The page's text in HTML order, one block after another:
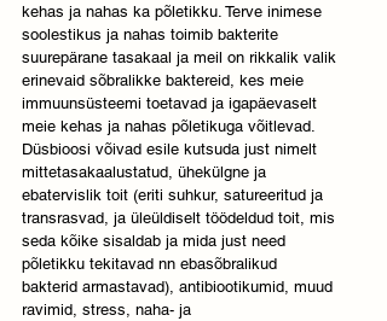
kehas ja nahas ka põletikku. Terve inimese
soolestikus ja nahas toimib bakterite
suurepärane tasakaal ja meil on rikkalik valik
erinevaid sõbralikke baktereid, kes meie
immuunsüsteemi toetavad ja igapäevaselt
meie kehas ja nahas põletikuga võitlevad.
Düsbioosi võivad esile kutsuda just nimelt
mittetasakaalustatud, ühekülgne ja
ebatervislik toit (eriti suhkur, satureeritud ja
transrasvad, ja üleüldiselt töödeldud toit, mis
seda kõike sisaldab ja mida just need
põletikku tekitavad nn ebasõbralikud
bakterid armastavad), antibiootikumid, muud
ravimid, stress, naha- ja